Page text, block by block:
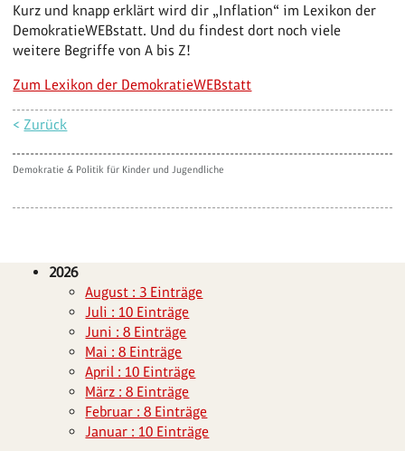
Kurz und knapp erklärt wird dir „Inflation“ im Lexikon der
DemokratieWEBstatt. Und du findest dort noch viele
weitere Begriffe von A bis Z!
Zum Lexikon der DemokratieWEBstatt
<Zurück
Demokratie & Politik für Kinder und Jugendliche
2026
August : 3 Einträge
Juli : 10 Einträge
Juni : 8 Einträge
Mai : 8 Einträge
April : 10 Einträge
März : 8 Einträge
Februar : 8 Einträge
Januar : 10 Einträge